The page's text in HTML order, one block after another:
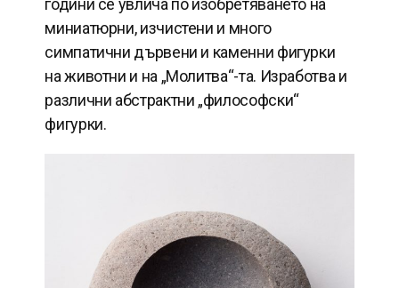
години се увлича по изобретяването на
миниатюрни, изчистени и много
симпатични дървени и каменни фигурки
на животни и на „Молитва“-та. Изработва и
различни абстрактни „философски“
фигурки.